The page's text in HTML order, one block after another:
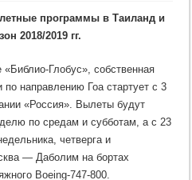
программы в Таиланд и
2018/2019 гг.
Глобус», собственная
по направлению Гоа cтартует с 3
«Россия». Вылеты будут
по средам и субботам, а с 23
четверга и
— Даболим на бортах
Boeing-747-800.